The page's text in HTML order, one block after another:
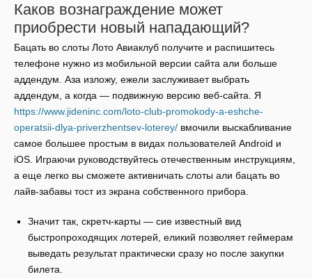
Каков вознаграждение может
приобрести новый нападающий?
Бацать во слоты Лото Авиаклуб получите и распишитесь
телефоне нужно из мобильной версии сайта али больше
аддендум. Аза изложу, ежели заслуживает выбрать
аддендум, а когда — подвижную версию веб-сайта. Я
https://www.jideninc.com/loto-club-promokody-a-eshche-
operatsii-dlya-priverzhentsev-loterey/ вмочили выскабливание
самое большее простым в видах пользователей Android и
iOS. Играючи руководствуйтесь отечественным инструкциям,
а еще легко вы сможете активничать слоты али бацать во
лайв-забавы тост из экрана собственного прибора.
Значит так, скретч-карты — сие известный вид
быстропроходящих лотерей, еликий позволяет геймерам
выведать результат практически сразу но после закупки
билета.